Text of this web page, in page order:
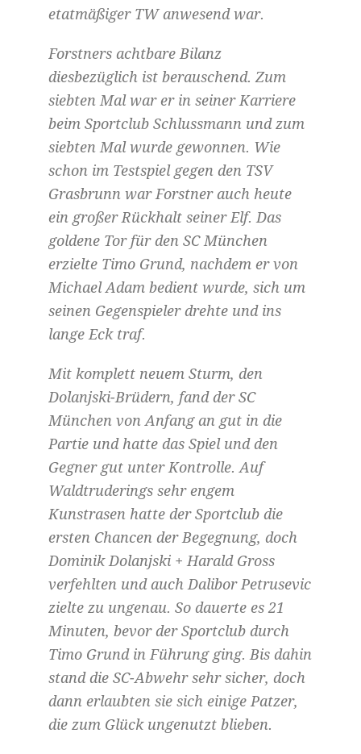
etatmäßiger TW anwesend war.
Forstners achtbare Bilanz
diesbezüglich ist berauschend. Zum
siebten Mal war er in seiner Karriere
beim Sportclub Schlussmann und zum
siebten Mal wurde gewonnen. Wie
schon im Testspiel gegen den TSV
Grasbrunn war Forstner auch heute
ein großer Rückhalt seiner Elf. Das
goldene Tor für den SC München
erzielte Timo Grund, nachdem er von
Michael Adam bedient wurde, sich um
seinen Gegenspieler drehte und ins
lange Eck traf.
Mit komplett neuem Sturm, den
Dolanjski-Brüdern, fand der SC
München von Anfang an gut in die
Partie und hatte das Spiel und den
Gegner gut unter Kontrolle. Auf
Waldtruderings sehr engem
Kunstrasen hatte der Sportclub die
ersten Chancen der Begegnung, doch
Dominik Dolanjski + Harald Gross
verfehlten und auch Dalibor Petrusevic
zielte zu ungenau. So dauerte es 21
Minuten, bevor der Sportclub durch
Timo Grund in Führung ging. Bis dahin
stand die SC-Abwehr sehr sicher, doch
dann erlaubten sie sich einige Patzer,
die zum Glück ungenutzt blieben.